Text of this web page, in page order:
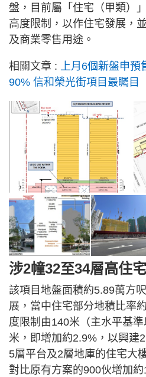
盤，目前屬「住宅（甲類）
高度限制，以作住宅發展，
及商業零售用途。
相關文章 :
上月6個新盤申
90% 信和榮光街項目最矚目
涉2幢32至34層高住宅
該項目地盤面積約5.89萬方
展，當中住宅部分地積比率
度限制由140米（主水平基
米，即增加約2.9%，以興建
5層平台及2層地庫的住宅大
對比原有方案的900伙增加